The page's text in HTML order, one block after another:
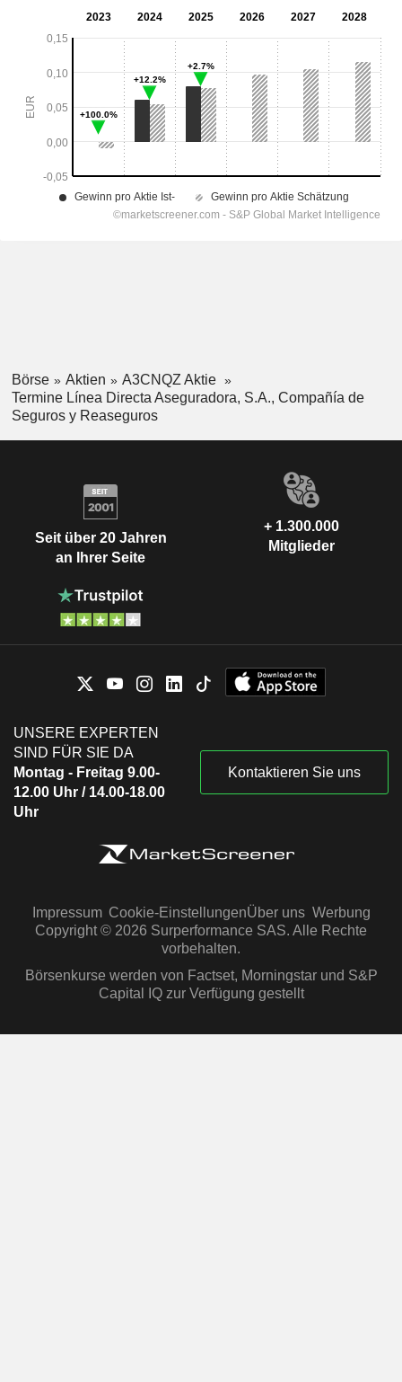
Börse Aktien
A3CNQZ Aktie
Termine Línea Directa Aseguradora, S.A., Compañía de
Seguros y Reaseguros
Seit über 20 Jahren
an Ihrer Seite
+ 1.300.000
Mitglieder
UNSERE EXPERTEN
SIND FÜR SIE DA
Montag - Freitag 9.00-
12.00 Uhr / 14.00-18.00
Uhr
Kontaktieren Sie uns
Impressum Cookie-EinstellungenÜber uns Werbung
Copyright © 2026 Surperformance SAS. Alle Rechte
vorbehalten.
Börsenkurse werden von Factset, Morningstar und S&P
Capital IQ zur Verfügung gestellt